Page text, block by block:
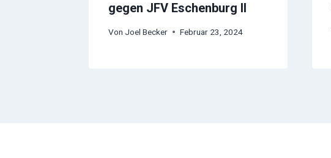
gegen JFV Eschenburg II
Von Joel Becker Februar 23, 2024